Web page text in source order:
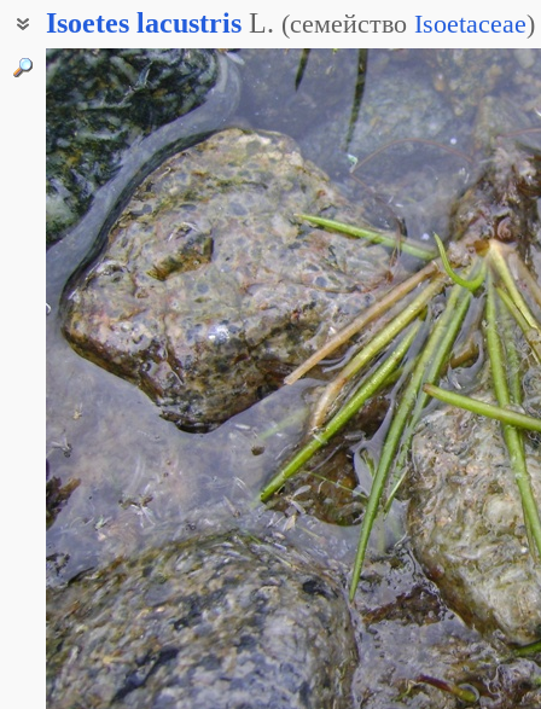
Isoetes lacustris L. (семейство Isoetaceae)
Полушник русский
Полушник тончайший
Полушник шиповатый
Полушник щетинистый
Шильник озёрный
Шильник русский
Шильник тончайший
Шильник щетинистый